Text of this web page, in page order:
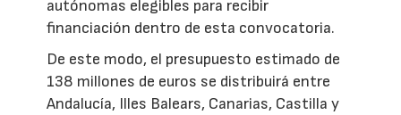
autónomas elegibles para recibir
financiación dentro de esta convocatoria.
De este modo, el presupuesto estimado de
138 millones de euros se distribuirá entre
Andalucía, Illes Balears, Canarias, Castilla y